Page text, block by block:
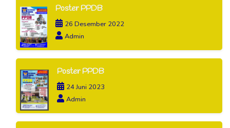
Poster PPDB
26 Desember 2022
Admin
Poster PPDB
24 Juni 2023
Admin